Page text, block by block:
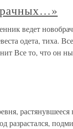
ведет
одета, тиха.
Все то, что он
разрастался,